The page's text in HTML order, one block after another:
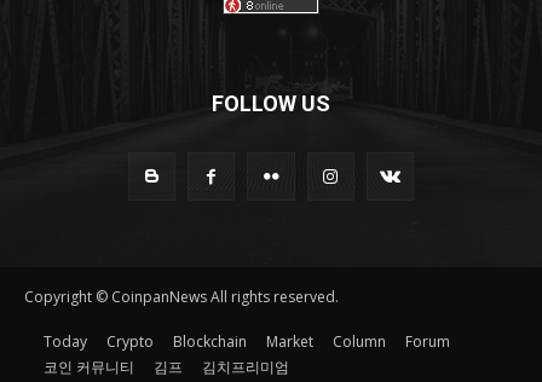
FOLLOW US
Copyright © CoinpanNews All rights reserved.
Today Crypto Blockchain Market Column
Forum
코인 커뮤니티
김프 김치프리미엄